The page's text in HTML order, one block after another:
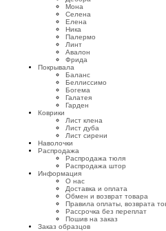
Мона
Селена
Елена
Ника
Палермо
Линт
Авалон
Фрида
Покрывала
Баланс
Беллиссимо
Богема
Галатея
Гарден
Коврики
Лист клена
Лист дуба
Лист сирени
Наволочки
Распродажа
Распродажа тюля
Распродажа штор
Информация
О нас
Доставка и оплата
Обмен и возврат товара
Правила оплаты, возврата
Рассрочка без переплат
Пошив на заказ
Заказ образцов